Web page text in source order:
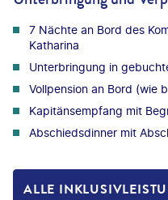
7 Nächte an Bord des
Katharina
Unterbringung in
Vollpension an Bord (wie
Kapitänsempfang mit
Abschiedsdinner mit
ALLE